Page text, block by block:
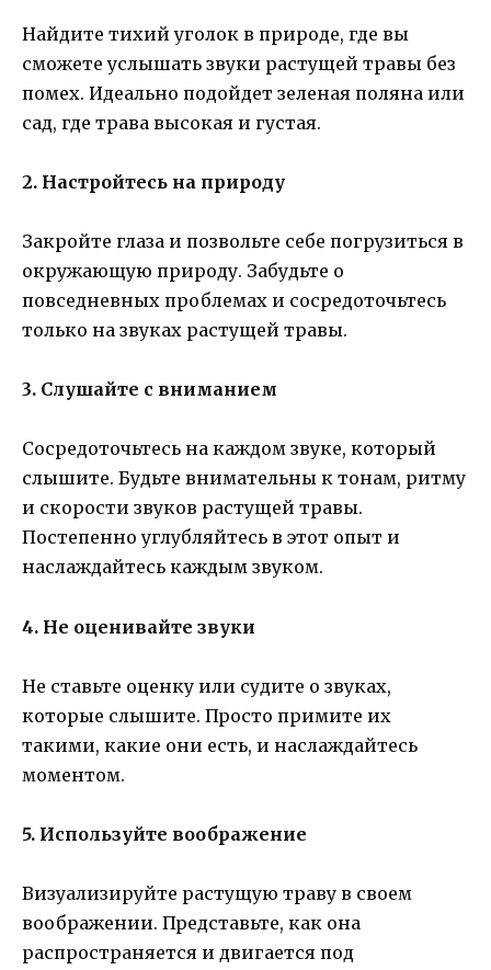
Найдите тихий уголок в природе, где вы
сможете услышать звуки растущей травы без
помех. Идеально подойдет зеленая поляна или
сад, где трава высокая и густая.
2. Настройтесь на природу
Закройте глаза и позвольте себе погрузиться в
окружающую природу. Забудьте о
повседневных проблемах и сосредоточьтесь
только на звуках растущей травы.
3. Слушайте с вниманием
Сосредоточьтесь на каждом звуке, который
слышите. Будьте внимательны к тонам, ритму
и скорости звуков растущей травы.
Постепенно углубляйтесь в этот опыт и
наслаждайтесь каждым звуком.
4. Не оценивайте звуки
Не ставьте оценку или судите о звуках,
которые слышите. Просто примите их
такими, какие они есть, и наслаждайтесь
моментом.
5. Используйте воображение
Визуализируйте растущую траву в своем
воображении. Представьте, как она
распространяется и двигается под